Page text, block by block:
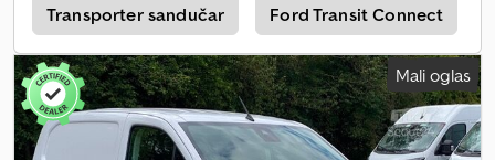
Transporter sandučar Ford Transit Connect
Mali oglas